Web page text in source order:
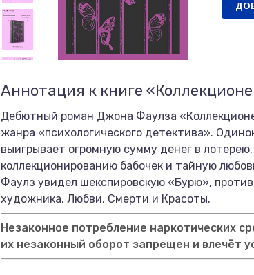
Аннотация к книге
Дебютный роман Джона Фаулза
жанра «психологического детектива».
выигрывает огромную сумму денег в
коллекционированию бабочек и тайную
Фаулз увидел шекспировскую «Бурю»,
художника, Любви, Смерти и Красоты.
Незаконное потребление наркотических
их незаконный оборот запрещен и влечёт